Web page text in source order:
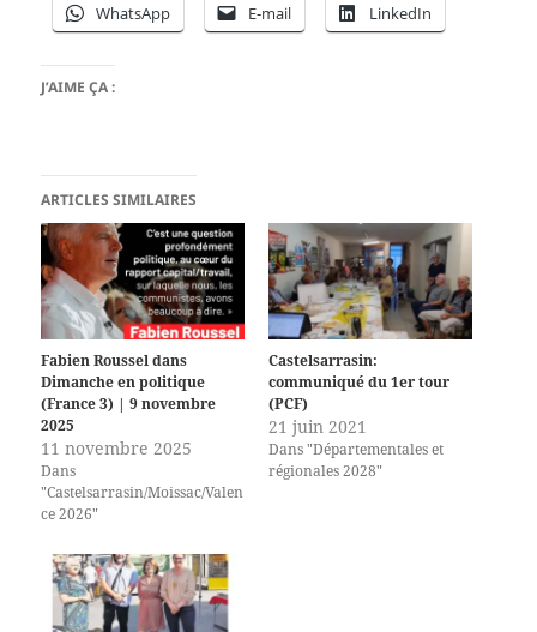
WhatsApp E-mail LinkedIn
J’AIME ÇA :
ARTICLES SIMILAIRES
Fabien Roussel dans
Dimanche en politique
(France 3) | 9 novembre
2025
11 novembre 2025
Dans
"Castelsarrasin/Moissac/Valen
ce 2026"
Castelsarrasin:
communiqué du 1er tour
(PCF)
21 juin 2021
Dans "Départementales et
régionales 2028"